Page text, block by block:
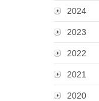
2024
2023
2022
2021
2020